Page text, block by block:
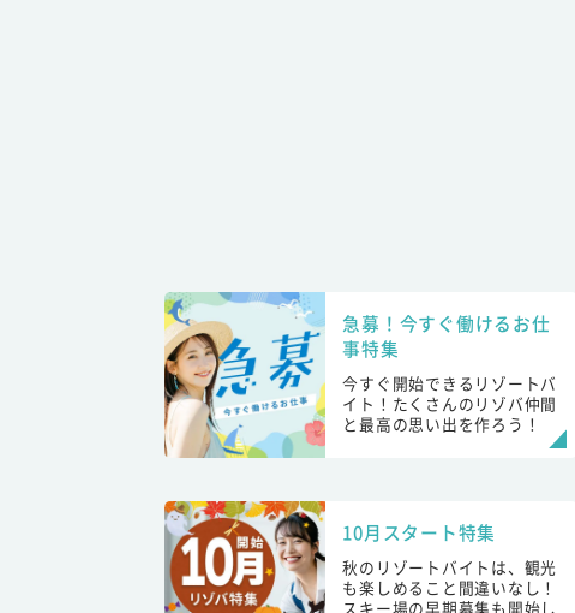
急募！今すぐ働けるお仕
事特集
今すぐ開始できるリゾートバ
イト！たくさんのリゾバ仲間
と最高の思い出を作ろう！
10月スタート特集
秋のリゾートバイトは、観光
も楽しめること間違いなし！
スキー場の早期募集も開始し